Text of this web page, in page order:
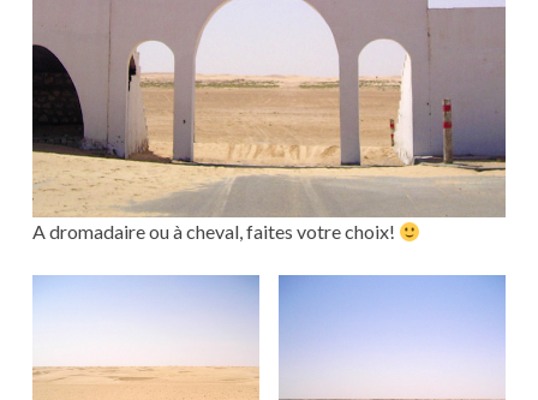
A dromadaire ou à cheval, faites votre choix!